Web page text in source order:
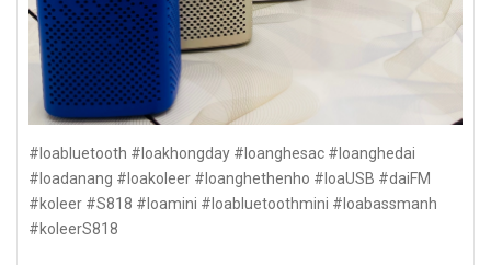
#loabluetooth #loakhongday #loanghesac #loanghedai
#loadanang #loakoleer #loanghethenho #loaUSB #daiFM
#koleer #S818 #loamini #loabluetoothmini #loabassmanh
#koleerS818